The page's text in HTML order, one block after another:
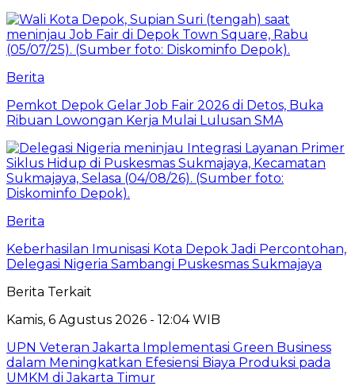
Berita
Pemkot Depok Gelar Job Fair 2026 di Detos, Buka
Ribuan Lowongan Kerja Mulai Lulusan SMA
Berita
Keberhasilan Imunisasi Kota Depok Jadi Percontohan,
Delegasi Nigeria Sambangi Puskesmas Sukmajaya
Berita Terkait
Kamis, 6 Agustus 2026 - 12:04 WIB
UPN Veteran Jakarta Implementasi Green Business
dalam Meningkatkan Efesiensi Biaya Produksi pada
UMKM di Jakarta Timur